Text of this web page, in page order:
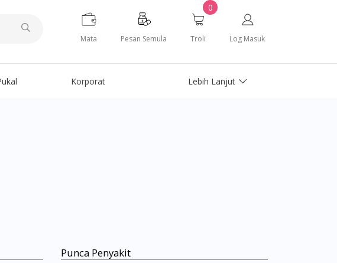
Mata Pesan Semula
0
Troli Log Masuk
Korporat Lebih Lanjut
Punca Penyakit